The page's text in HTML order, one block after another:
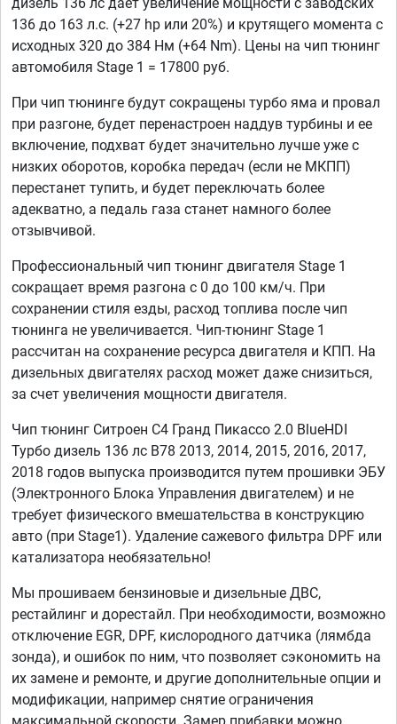
136 до 163 л.с. (+27 hp или 20%) и крутящего момента с
исходных 320 до 384 Нм (+64 Nm). Цены на чип тюнинг
автомобиля Stage 1 = 17800 руб.
При чип тюнинге будут сокращены турбо яма и провал
при разгоне, будет перенастроен наддув турбины и ее
включение, подхват будет значительно лучше уже с
низких оборотов, коробка передач (если не МКПП)
перестанет тупить, и будет переключать более
адекватно, а педаль газа станет намного более
отзывчивой.
Профессиональный чип тюнинг двигателя Stage 1
сокращает время разгона с 0 до 100 км/ч. При
сохранении стиля езды, расход топлива после чип
тюнинга не увеличивается. Чип-тюнинг Stage 1
рассчитан на сохранение ресурса двигателя и КПП. На
дизельных двигателях расход может даже снизиться,
за счет увеличения мощности двигателя.
Чип тюнинг Ситроен С4 Гранд Пикассо 2.0 BlueHDI
Турбо дизель 136 лс B78 2013, 2014, 2015, 2016, 2017,
2018 годов выпуска производится путем прошивки ЭБУ
(Электронного Блока Управления двигателем) и не
требует физического вмешательства в конструкцию
авто (при Stage1). Удаление сажевого фильтра DPF или
катализатора необязательно!
Мы прошиваем бензиновые и дизельные ДВС,
рестайлинг и дорестайл. При необходимости, возможно
отключение EGR, DPF, кислородного датчика (лямбда
зонда), и ошибок по ним, что позволяет сэкономить на
их замене и ремонте, и другие дополнительные опции и
модификации, например снятие ограничения